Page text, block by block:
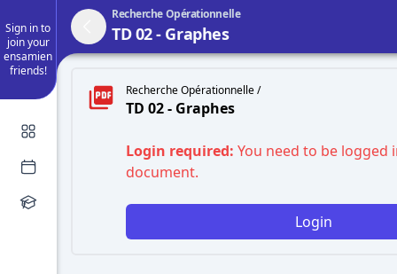
Sign in to
join your
ensamien
friends!
Recherche Opérationnelle
TD 02 - Graphes
Recherche Opérationnelle /
TD 02 - Graphes
Login required: You need to be logged
document.
Login